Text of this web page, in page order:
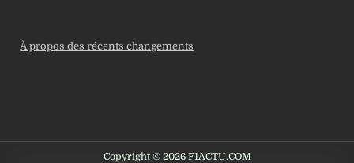
À propos des récents changements
Copyright © 2026 F1ACTU.COM